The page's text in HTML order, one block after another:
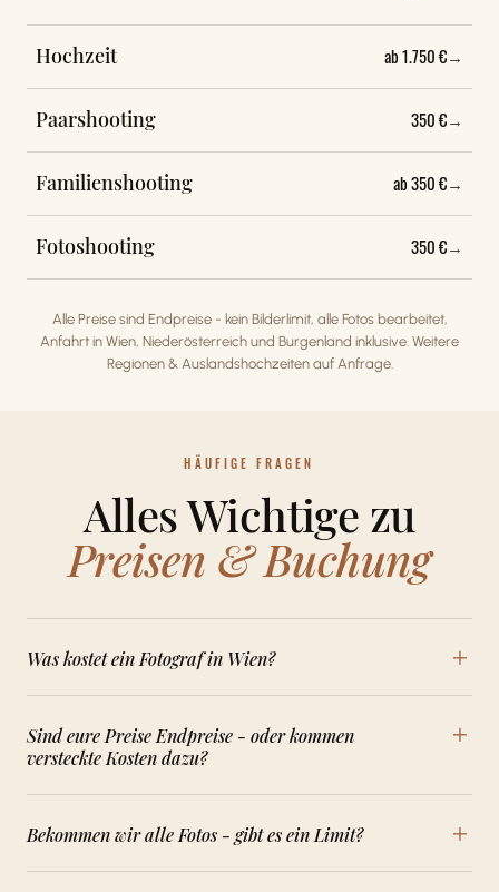
Hochzeit ab 1.750 €→
Paarshooting 350 €→
Familienshooting ab 350 €→
Fotoshooting 350 €→
Alle Preise sind Endpreise - kein Bilderlimit, alle Fotos bearbeitet,
Anfahrt in Wien, Niederösterreich und Burgenland inklusive. Weitere
Regionen & Auslandshochzeiten auf Anfrage.
HÄUFIGE FRAGEN
Alles Wichtige zu
Preisen & Buchung
Was kostet ein Fotograf in Wien? +
die Hochzeitsreportage bei1.750 €, ein
Newborn600 €) und ein individuelles Fotoshooting
350 €. Alle Preise sindEndpreise- ohne Bilderlimit,
Sind eure Preise Endpreise - oder kommen
versteckte Kosten dazu?
+
kein künstliches Bilderlimit. Die Anfahrt in Wien,
Niederösterreich und Burgenland ist inklusive;
Bekommen wir alle Fotos - gibt es ein Limit? +